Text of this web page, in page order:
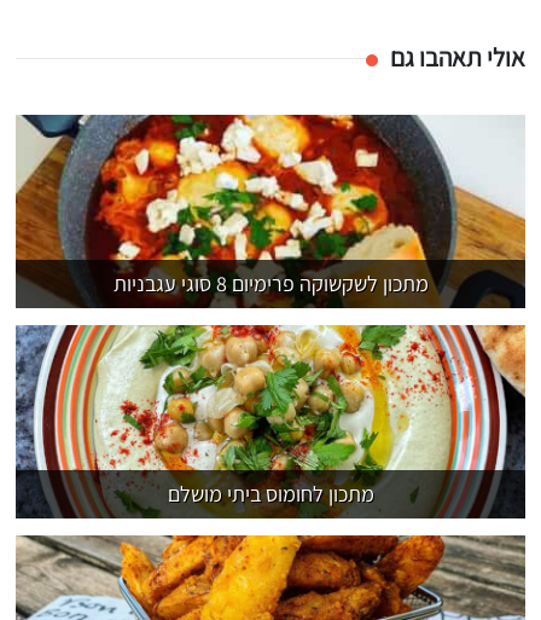
אולי תאהבו גם
מתכון לשקשוקה פרימיום 8 סוגי עגבניות
מתכון לחומוס ביתי מושלם